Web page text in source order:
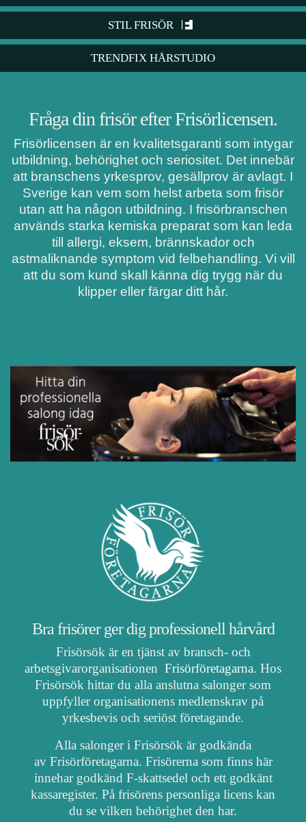
STIL FRISÖR
TRENDFIX HÅRSTUDIO
Fråga din frisör efter Frisörlicensen.
Frisörlicensen är en kvalitetsgaranti som intygar
utbildning, behörighet och seriositet. Det innebär
att branschens yrkesprov, gesällprov är avlagt. I
Sverige kan vem som helst arbeta som frisör
utan att ha någon utbildning. I frisörbranschen
används starka kemiska preparat som kan leda
till allergi, eksem, brännskador och
astmaliknande symptom vid felbehandling. Vi vill
att du som kund skall känna dig trygg när du
klipper eller färgar ditt hår.
Bra frisörer ger dig professionell hårvård
Frisörsök är en tjänst av bransch- och
arbetsgivarorganisationen Frisörföretagarna. Hos
Frisörsök hittar du alla anslutna salonger som
uppfyller organisationens medlemskrav på
yrkesbevis och seriöst företagande.
Alla salonger i Frisörsök är godkända
av Frisörföretagarna. Frisörerna som finns här
innehar godkänd F-skattsedel och ett godkänt
kassaregister. På frisörens personliga licens kan
du se vilken behörighet den har.